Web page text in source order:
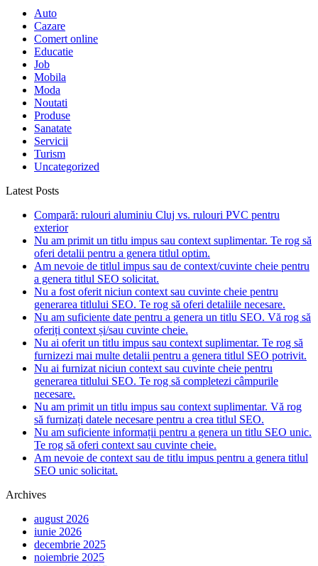
Auto
Cazare
Comert online
Educatie
Job
Mobila
Moda
Noutati
Produse
Sanatate
Servicii
Turism
Uncategorized
Latest Posts
Compară: rulouri aluminiu Cluj vs. rulouri PVC pentru
exterior
Nu am primit un titlu impus sau context suplimentar. Te rog să
oferi detalii pentru a genera titlul optim.
Am nevoie de titlul impus sau de context/cuvinte cheie pentru
a genera titlul SEO solicitat.
Nu a fost oferit niciun context sau cuvinte cheie pentru
generarea titlului SEO. Te rog să oferi detaliile necesare.
Nu am suficiente date pentru a genera un titlu SEO. Vă rog să
oferiți context și/sau cuvinte cheie.
Nu ai oferit un titlu impus sau context suplimentar. Te rog să
furnizezi mai multe detalii pentru a genera titlul SEO potrivit.
Nu ai furnizat niciun context sau cuvinte cheie pentru
generarea titlului SEO. Te rog să completezi câmpurile
necesare.
Nu am primit un titlu impus sau context suplimentar. Vă rog
să furnizați datele necesare pentru a crea titlul SEO.
Nu am suficiente informații pentru a genera un titlu SEO unic.
Te rog să oferi context sau cuvinte cheie.
Am nevoie de context sau de titlu impus pentru a genera titlul
SEO unic solicitat.
Archives
august 2026
iunie 2026
decembrie 2025
noiembrie 2025